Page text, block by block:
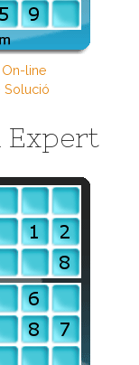
line
Solució
Expert